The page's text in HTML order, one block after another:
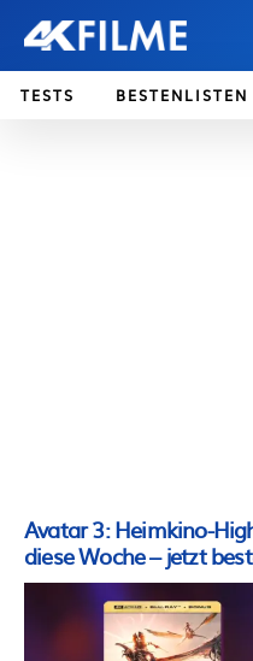
TESTS BESTENLISTEN
Avatar 3: Heimkino-
diese Woche – jetzt